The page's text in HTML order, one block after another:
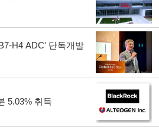
H4 ADC' 단독개발
5.03% 취득